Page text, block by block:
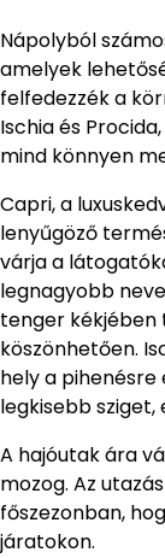
Nápolyból
amelyek
felfedezzék a
Ischia és
mind könnyen
Capri, a
lenyűgöző
várja a
legnagyobb
tenger kékjében
köszönhetően.
hely a
legkisebb
A hajóutak ára
mozog. Az
főszezonban,
járatokon.